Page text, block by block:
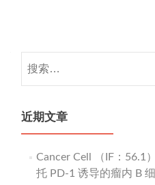
navigation
索：
近期文章
Cancer Cell （IF：56.1
托 PD-1 诱导的瘤内 B